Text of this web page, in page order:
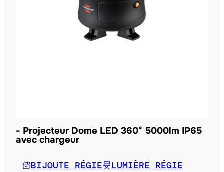
Projecteur Dome LED 360° 5000lm IP65
avec chargeur
BIJOUTE RÉGIE LUMIÈRE RÉGIE